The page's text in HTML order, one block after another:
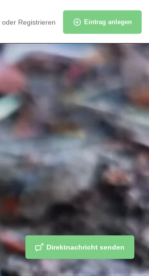
oder Registrieren Eintrag anlegen
Direktnachricht senden